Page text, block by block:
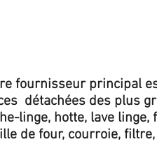
fournisseur principal
détachées des plus
linge, hotte, lave
de four, courroie,